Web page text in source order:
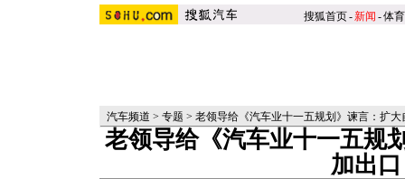
搜狐首页-新闻 -体育
汽车频道 > 专题 > 老领导给《汽车业十一五规划》谏言：扩大
老领导给《汽车业十一五规
加出口